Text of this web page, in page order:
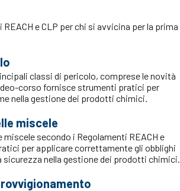
e CLP per chi si avvicina per la prima
classi di pericolo, comprese le novità
corso fornisce strumenti pratici per
nella gestione dei prodotti chimici.
miscele
secondo i Regolamenti REACH e
per applicare correttamente gli obblighi
nella gestione dei prodotti chimici.